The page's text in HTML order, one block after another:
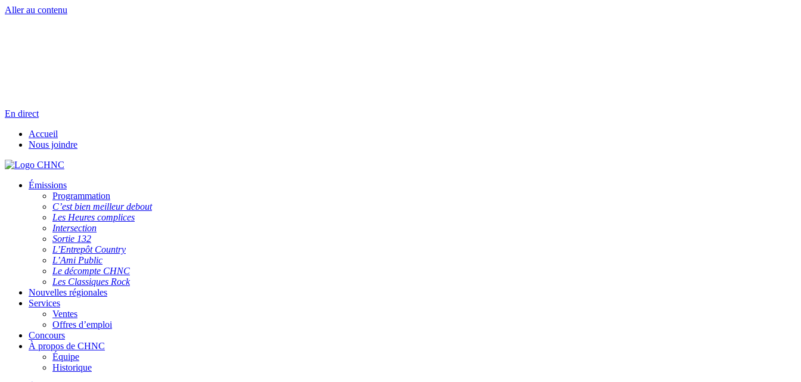
Aller au contenu
En direct
Accueil
Nous joindre
Émissions
Programmation
C’est bien meilleur debout
Les Heures complices
Intersection
Sortie 132
L’Entrepôt Country
L’Ami Public
Le décompte CHNC
Les Classiques Rock
Nouvelles régionales
Services
Ventes
Offres d’emploi
Concours
À propos de CHNC
Équipe
Historique